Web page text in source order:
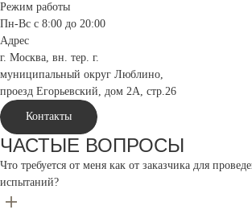
Режим работы
Пн-Вс с 8:00 до 20:00
Адрес
г. Москва, вн. тер. г.
муниципальный округ Люблино,
проезд Егорьевский, дом 2А, стр.26
Контакты
ЧАСТЫЕ ВОПРОСЫ
Что требуется от меня как от заказчика для
испытаний?